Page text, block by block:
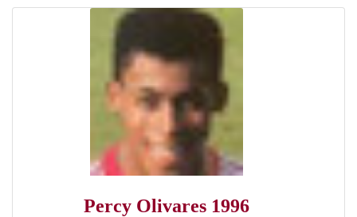
Percy Olivares 1996